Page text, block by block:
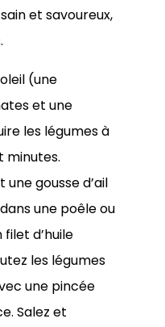
et savoureux,
(une
et une
les légumes à
minutes.
une gousse d’ail
une poêle ou
d’huile
les légumes
une pincée
Salez et